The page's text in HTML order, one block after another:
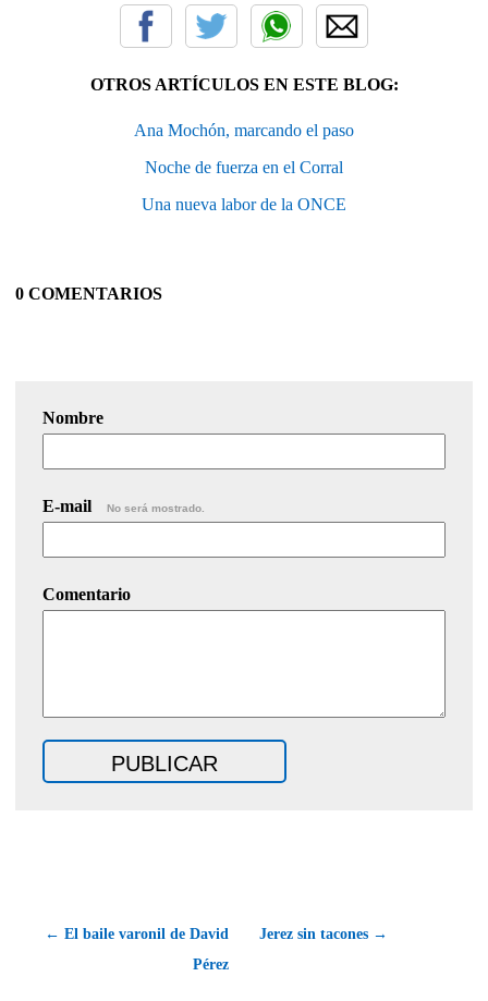
OTROS ARTÍCULOS EN ESTE BLOG:
Ana Mochón, marcando el paso
Noche de fuerza en el Corral
Una nueva labor de la ONCE
0 COMENTARIOS
Nombre
E-mail No será mostrado.
Comentario
← El baile varonil de David
Pérez
Jerez sin tacones →